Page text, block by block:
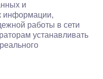
и
информации,
работы в сети
устанавливать